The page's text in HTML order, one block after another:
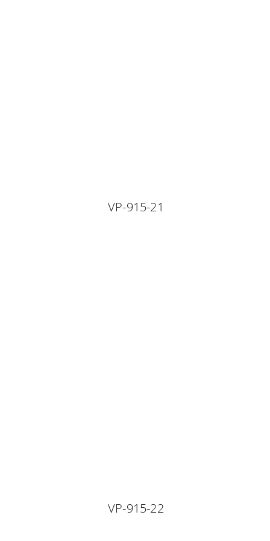
VP-915-21
VP-915-22